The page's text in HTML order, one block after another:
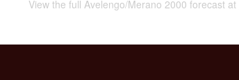
View the full Avelengo/Merano 2000 forecast at